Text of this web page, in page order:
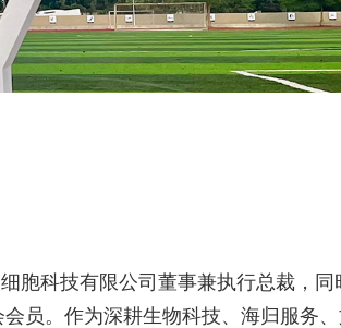
胞科技有限公司董事兼执行总裁，同
员。作为深耕生物科技、海归服务